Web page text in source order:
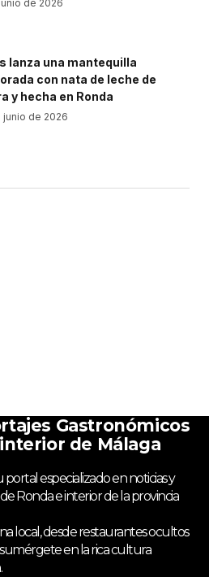
de 2026
lanza una mantequilla
con nata de leche de
y hecha en Ronda
junio de 2026
Gastronómicos
de Málaga
especializado en noticias y
Ronda e interior de la provincia
local, desde restaurantes ocultos
sumérgete en la rica cultura